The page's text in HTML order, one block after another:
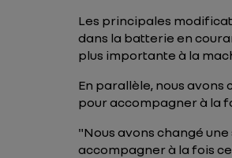
Les principales
dans la batterie en
plus importante à la
En parallèle, nous avons
pour accompagner à la
"Nous avons changé
accompagner à la fois